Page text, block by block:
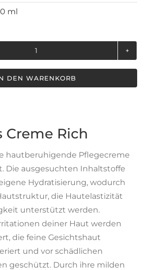
ml
Stressless
Creme
Rich
DEN WARENKORB
Creme Rich
hautberuhigende Pflegecreme
Die ausgesuchten Inhaltstoffe
Hydratisierung, wodurch
die Hautelastizität
unterstützt werden.
deiner Haut werden
die feine Gesichtshaut
und vor schädlichen
geschützt. Durch ihre milden